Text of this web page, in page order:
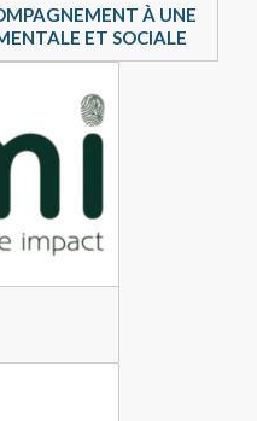
À UNE
ET SOCIALE